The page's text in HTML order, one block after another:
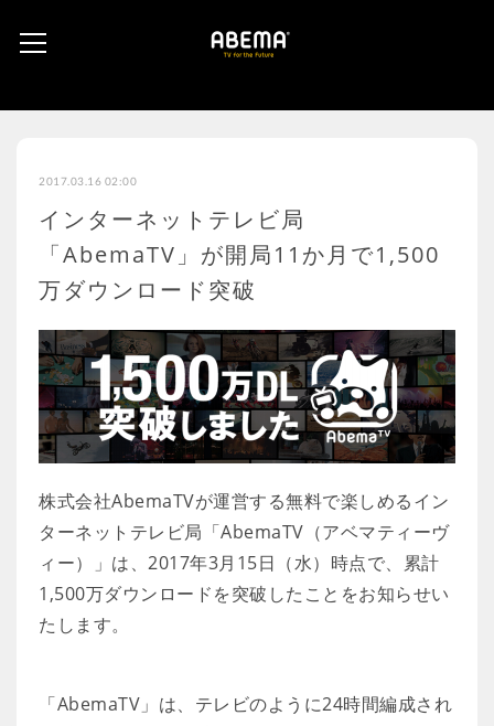
2017.03.16 02:00
インターネットテレビ局
「AbemaTV」が開局11か月で1,500
万ダウンロード突破
株式会社AbemaTVが運営する無料で楽しめるイン
ターネットテレビ局「AbemaTV（アベマティーヴ
ィー）」は、2017年3月15日（水）時点で、累計
1,500万ダウンロードを突破したことをお知らせい
たします。
「AbemaTV」は、テレビのように24時間編成され